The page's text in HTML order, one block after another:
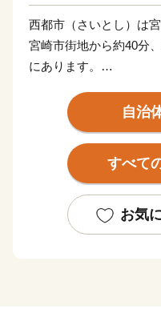
西都市（さいとし）は
宮崎市街地から約40分
にあります。
紀』に登場する伝承地
本最大の319基の古墳
（さいとばる）古墳群
してローマ法王に謁見
ンあふれるまちです。
西都原台地には、春は
自治
すべて
お気